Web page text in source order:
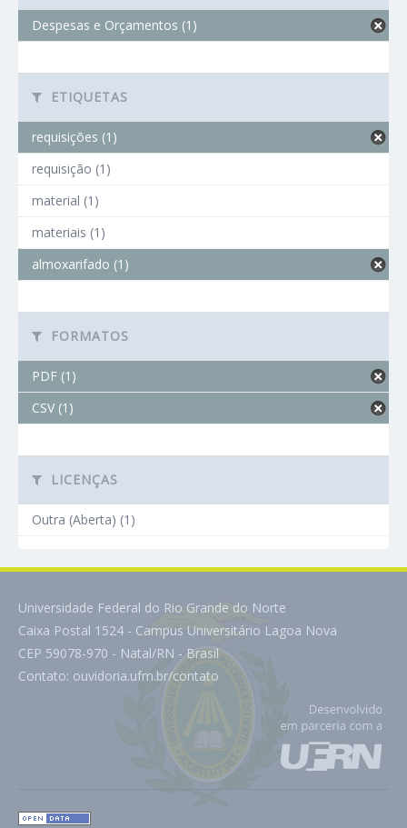
Despesas e Orçamentos (1)
ETIQUETAS
requisições (1)
requisição (1)
material (1)
materiais (1)
almoxarifado (1)
FORMATOS
PDF (1)
CSV (1)
LICENÇAS
Outra (Aberta) (1)
Universidade Federal do Rio Grande do Norte
Caixa Postal 1524 - Campus Universitário Lagoa Nova
CEP 59078-970 - Natal/RN - Brasil
Contato: ouvidoria.ufrn.br/contato